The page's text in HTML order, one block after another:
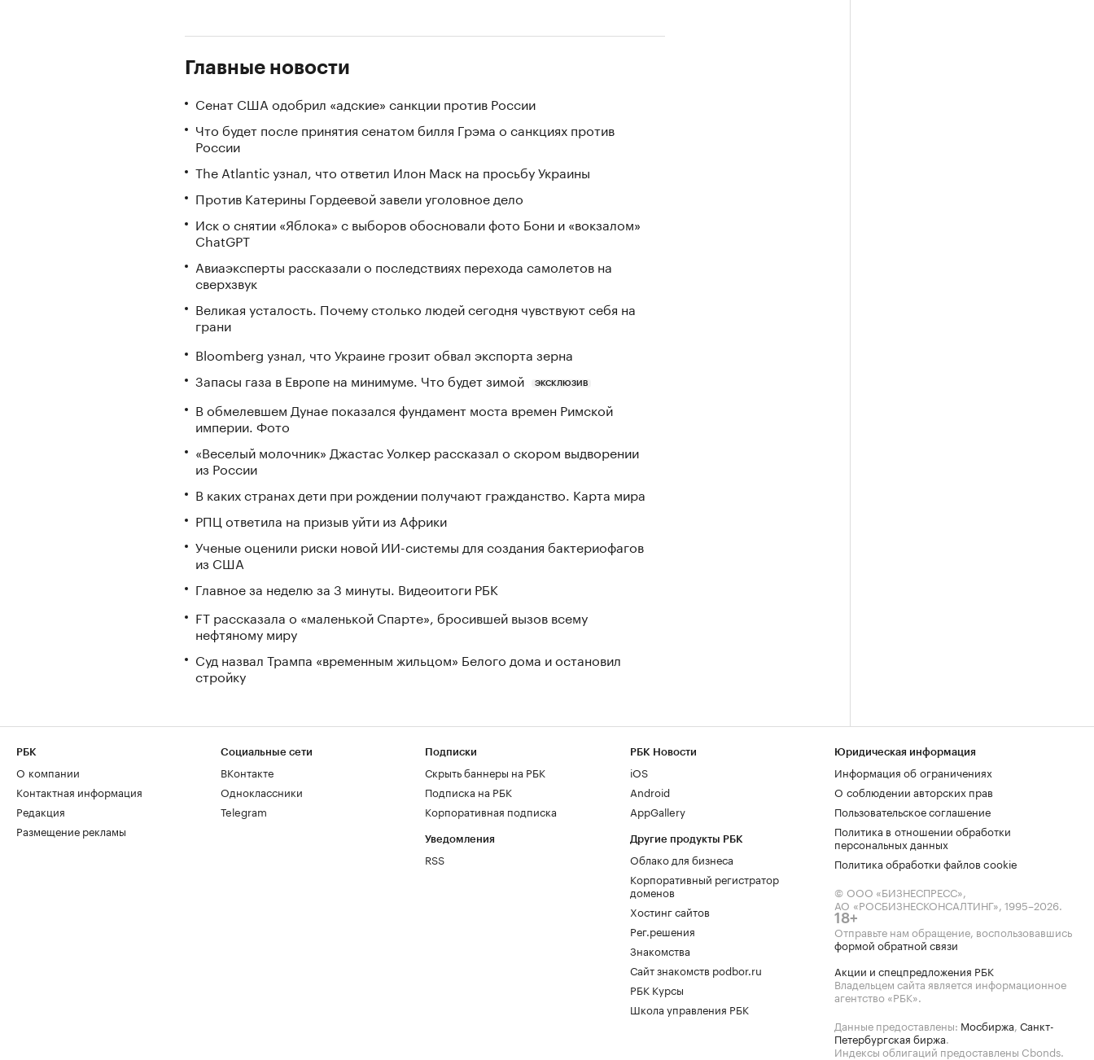
Главные новости
Сенат США одобрил «адские» санкции против России
Что будет после принятия сенатом билля Грэма о санкциях против
России
The Atlantic узнал, что ответил Илон Маск на просьбу Украины
Против Катерины Гордеевой завели уголовное дело
Иск о снятии «Яблока» с выборов обосновали фото Бони и «вокзалом»
ChatGPT
Авиаэксперты рассказали о последствиях перехода самолетов на
сверхзвук
Великая усталость. Почему столько людей сегодня чувствуют себя на
грани
Bloomberg узнал, что Украине грозит обвал экспорта зерна
Запасы газа в Европе на минимуме. Что будет зимой
ЭКСКЛЮЗИВ
В обмелевшем Дунае показался фундамент моста времен Римской
империи. Фото
«Веселый молочник» Джастас Уолкер рассказал о скором выдворении
из России
В каких странах дети при рождении получают гражданство. Карта мира
РПЦ ответила на призыв уйти из Африки
Ученые оценили риски новой ИИ-системы для создания бактериофагов
из США
Главное за неделю за 3 минуты. Видеоитоги РБК
FT рассказала о «маленькой Спарте», бросившей вызов всему
нефтяному миру
Суд назвал Трампа «временным жильцом» Белого дома и остановил
стройку
РБК
О компании
Контактная информация
Редакция
Размещение рекламы
Социальные сети
ВКонтакте
Одноклассники
Telegram
Подписки
Скрыть баннеры на РБК
Подписка на РБК
Корпоративная подписка
Уведомления
RSS
РБК Новости
iOS
Android
AppGallery
Другие продукты РБК
Облако для бизнеса
Корпоративный регистратор
доменов
Хостинг сайтов
Рег.решения
Знакомства
Сайт знакомств podbor.ru
РБК Курсы
Школа управления РБК
Юридическая информация
Информация об ограничениях
О соблюдении авторских прав
Пользовательское соглашение
Политика в отношении обработки
персональных данных
Политика обработки файлов cookie
© ООО «БИЗНЕСПРЕСС»,
АО «РОСБИЗНЕСКОНСАЛТИНГ», 1995–2026.
18+
Отправьте нам обращение, воспользовавшись
формой обратной связи
Акции и спецпредложения РБК
Владельцем сайта является информационное
агентство «РБК».
Данные предоставлены: Мосбиржа, Санкт-
Петербургская биржа.
Индексы облигаций предоставлены Cbonds.